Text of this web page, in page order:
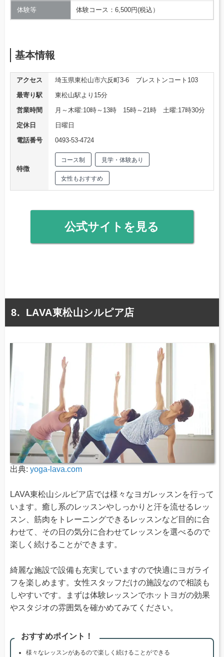
体験等 体験コース：6,500円(税込）
基本情報
アクセス
埼玉県東松山市六反町3-6 ブレストンコート103
最寄り駅
東松山駅より15分
営業時間
月～木曜:10時～13時 15時～21時 土曜:17時30分
定休日
日曜日
電話番号
0493-53-4724
特徴
コース制 見学・体験あり
女性もおすすめ
公式サイトを見る
LAVA東松山シルピア店
出典: yoga-lava.com
LAVA東松山シルビア店では様々なヨガレッスンを行って
います。癒し系のレッスンやしっかりと汗を流せるレッ
スン、筋肉をトレーニングできるレッスンなど目的に合
わせて、その日の気分に合わせてレッスンを選べるので
楽しく続けることができます。
綺麗な施設で設備も充実していますので快適にヨガライ
フを楽しめます。女性スタッフだけの施設なので相談も
しやすいです。まずは体験レッスンでホットヨガの効果
やスタジオの雰囲気を確かめてみてください。
おすすめポイント！
様々なレッスンがあるので楽しく続けることができる